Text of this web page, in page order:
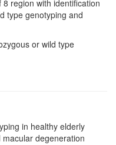
region with identification
type genotyping and
or wild type
in healthy elderly
degeneration